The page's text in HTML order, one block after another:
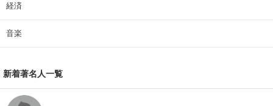
経済
音楽
新着著名人一覧